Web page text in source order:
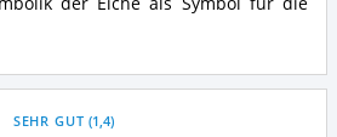
SEHR GUT (1,4)